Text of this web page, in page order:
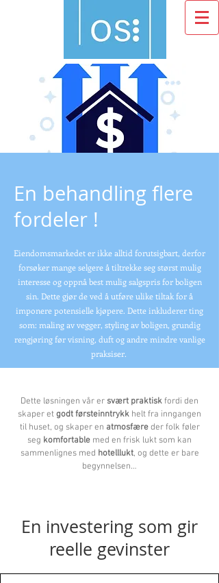
En behandling flere
fordeler !
Eiendomsmarkedet er ikke alltid forutsigbart, derfor
forsøker mange selgere å tiltrekke seg størst mulig
interesse og oppnå best mulig salgspris for boligen
sin. Dette gjør de ved å utføre ulike tiltak for å
imponere potensielle kjøpere. Dette inkluderer ting
som: maling av vegger, styling av boligen, grundig
rengjøring før visning, duft og andre mindre vanlige
praksiser.
Dette løsningen vår er svært praktiskfordi den
skaper etgodt førsteinntrykk helt fra inngangen
til huset, og skaper en atmosfæreder folk føler
seg komfortable med en frisk lukt som kan
sammenlignes med hotelllukt, og dette er bare
begynnelsen…
En investering som gir
reelle gevinster